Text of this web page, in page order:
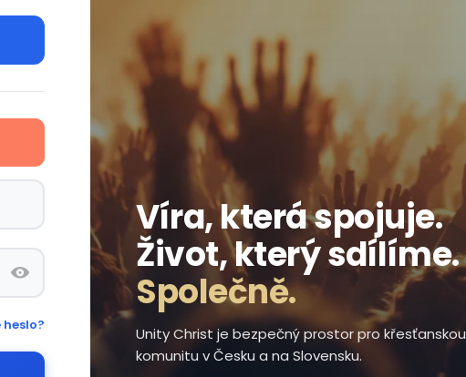
Víra, která spojuje.
Život, který sdílíme.
Společně.
Unity Christ je bezpečný prostor pro křesťanskou
komunitu v Česku a na Slovensku.